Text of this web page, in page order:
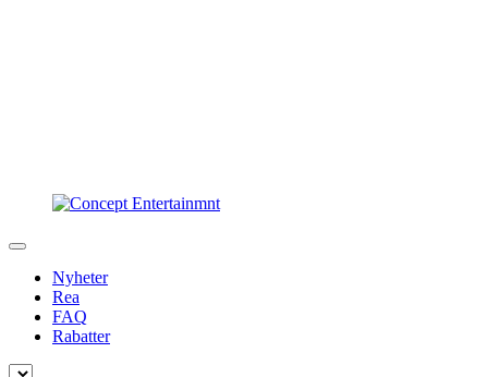
Nyheter
Rea
FAQ
Rabatter